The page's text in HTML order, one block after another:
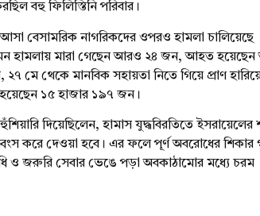
বহু ফিলিস্তিনি পরিবার।
বেসামরিক নাগরিকদের ওপরও হামলা চালিয়েছে
হামলায় মারা গেছেন আরও ২৪ জন, আহত হয়েছেন
২৭ মে থেকে মানবিক সহায়তা নিতে গিয়ে প্রাণ
১৫ হাজার ১৯৭ জন।
দিয়েছিলেন, হামাস যুদ্ধবিরতিতে ইসরায়েলের
করে দেওয়া হবে। এর ফলে পূর্ণ অবরোধের শিকার
ও জরুরি সেবার ভেঙে পড়া অবকাঠামোর মধ্যে চরম